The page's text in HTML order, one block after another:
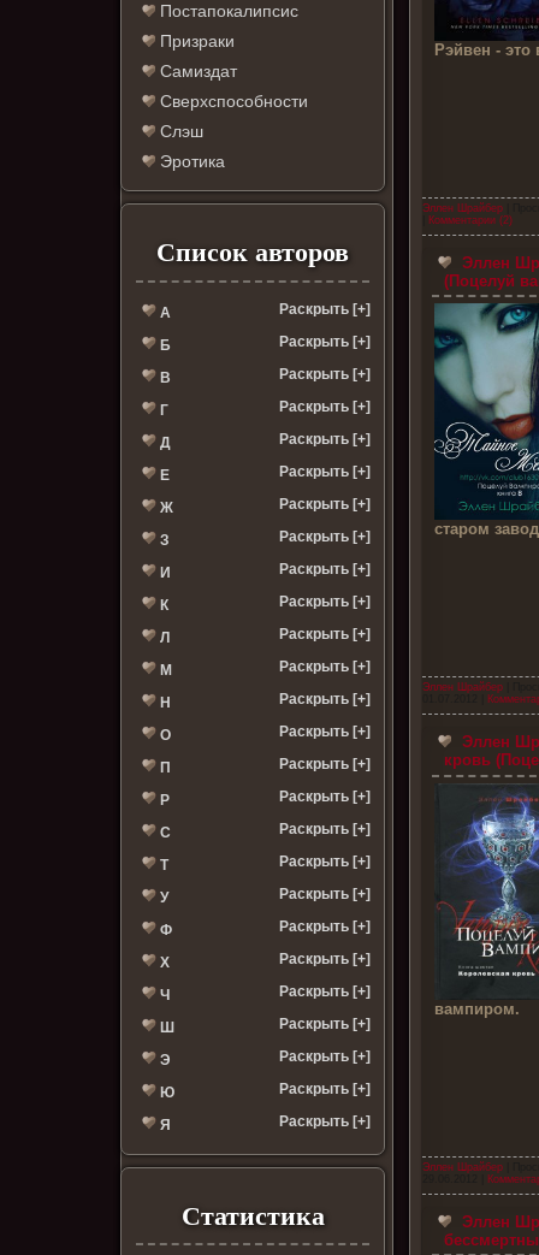
Постапокалипсис
Призраки
Самиздат
Сверхспособности
Слэш
Эротика
Список авторов
А Раскрыть [+]
Б Раскрыть [+]
В Раскрыть [+]
Г Раскрыть [+]
Д Раскрыть [+]
Е Раскрыть [+]
Ж Раскрыть [+]
З Раскрыть [+]
И Раскрыть [+]
К Раскрыть [+]
Л Раскрыть [+]
М Раскрыть [+]
Н Раскрыть [+]
О Раскрыть [+]
П Раскрыть [+]
Р Раскрыть [+]
С Раскрыть [+]
Т Раскрыть [+]
У Раскрыть [+]
Ф Раскрыть [+]
Х Раскрыть [+]
Ч Раскрыть [+]
Ш Раскрыть [+]
Э Раскрыть [+]
Ю Раскрыть [+]
Я Раскрыть [+]
Статистика
Рэйвен - это
Эллен Шрайбер
Комментарии (2)
Эллен
(Поцелуй
старом
Эллен Шрайбер
Эллен
кровь
вампиром.
Эллен Шрайбер
Эллен